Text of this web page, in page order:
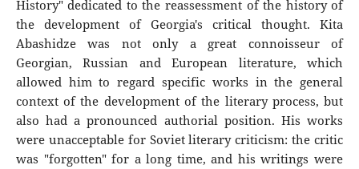
History" dedicated to the reassessment of the history of
the development of Georgia's critical thought. Kita
Abashidze was not only a great connoisseur of
Georgian, Russian and European literature, which
allowed him to regard specific works in the general
context of the development of the literary process, but
also had a pronounced authorial position. His works
were unacceptable for Soviet literary criticism: the critic
was "forgotten" for a long time, and his writings were